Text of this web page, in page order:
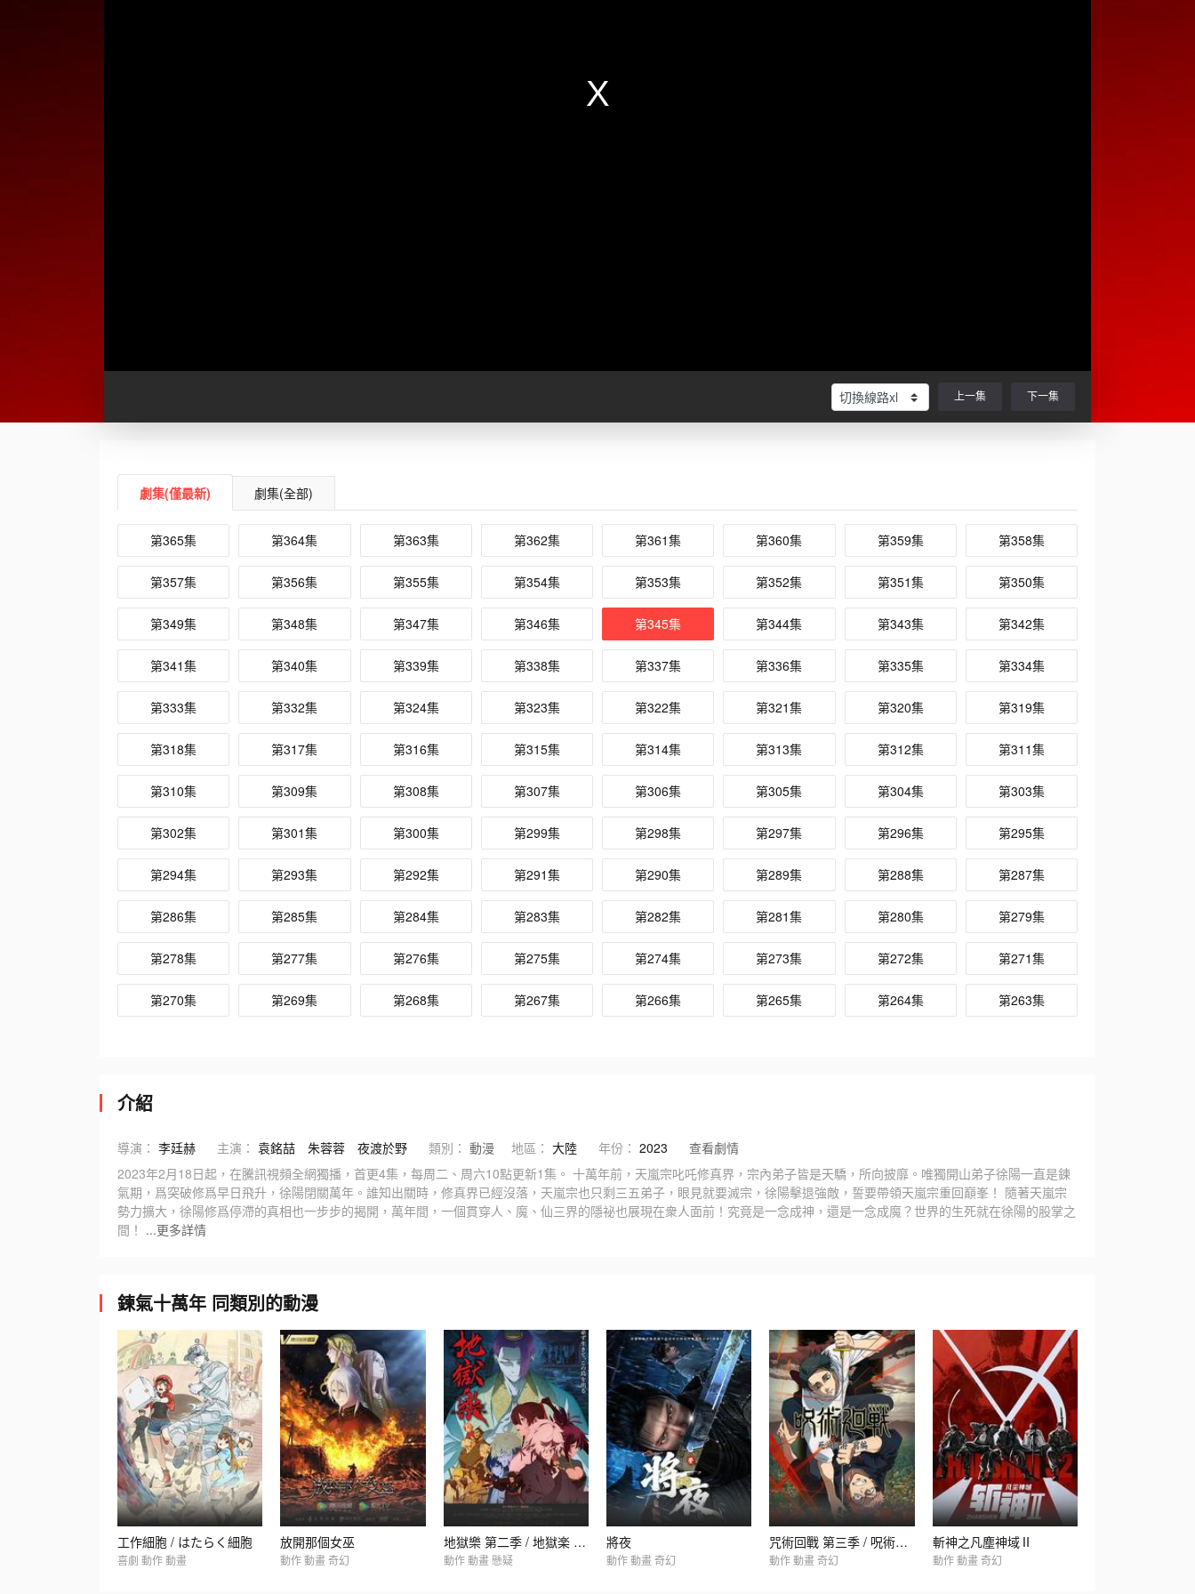
上一集 下一集
劇集(僅最新) 劇集(全部)
第365集 第364集 第363集 第362集 第361集 第360集 第359集 第358集
第357集 第356集 第355集 第354集 第353集 第352集 第351集 第350集
第349集 第348集 第347集 第346集 第345集 第344集 第343集 第342集
第341集 第340集 第339集 第338集 第337集 第336集 第335集 第334集
第333集 第332集 第324集 第323集 第322集 第321集 第320集 第319集
第318集 第317集 第316集 第315集 第314集 第313集 第312集 第311集
第310集 第309集 第308集 第307集 第306集 第305集 第304集 第303集
第302集 第301集 第300集 第299集 第298集 第297集 第296集 第295集
第294集 第293集 第292集 第291集 第290集 第289集 第288集 第287集
第286集 第285集 第284集 第283集 第282集 第281集 第280集 第279集
第278集 第277集 第276集 第275集 第274集 第273集 第272集 第271集
第270集 第269集 第268集 第267集 第266集 第265集 第264集 第263集
介紹
導演： 李廷赫 主演： 袁銘喆 朱蓉蓉 夜渡於野 類別： 動漫 地區： 大陸 年份： 2023
查看劇情
2023年2月18日起，在騰訊視頻全網獨播，首更4集，每周二、周六10點更新1集。 十萬年前，天嵐宗叱吒修真界，宗內弟子皆是天驕，所向披靡。唯獨開山弟子徐陽一直是鍊
氣期，爲突破修爲早日飛升，徐陽閉關萬年。誰知出關時，修真界已經沒落，天嵐宗也只剩三五弟子，眼見就要滅宗，徐陽擊退強敵，誓要帶領天嵐宗重回巔峯！ 隨著天嵐宗
勢力擴大，徐陽修爲停滯的真相也一步步的揭開，萬年間，一個貫穿人、魔、仙三界的隱祕也展現在衆人面前！究竟是一念成神，還是一念成魔？世界的生死就在徐陽的股掌之
間！ ...更多詳情
鍊氣十萬年 同類別的動漫
工作細胞 / はたらく細胞
喜劇 動作 動畫
放開那個女巫
動作 動畫 奇幻
地獄樂 第二季 / 地獄楽 第二期
動作 動畫 懸疑
將夜
動作 動畫 奇幻
咒術回戰 第三季 / 呪術廻戦 第3期
動作 動畫 奇幻
斬神之凡塵神域Ⅱ
動作 動畫 奇幻